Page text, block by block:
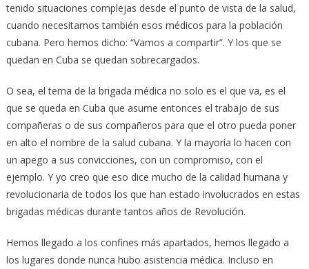
tenido situaciones complejas desde el punto de vista de la salud,
cuando necesitamos también esos médicos para la población
cubana. Pero hemos dicho: “Vamos a compartir”. Y los que se
quedan en Cuba se quedan sobrecargados.
O sea, el tema de la brigada médica no solo es el que va, es el
que se queda en Cuba que asume entonces el trabajo de sus
compañeras o de sus compañeros para que el otro pueda poner
en alto el nombre de la salud cubana. Y la mayoría lo hacen con
un apego a sus convicciones, con un compromiso, con el
ejemplo. Y yo creo que eso dice mucho de la calidad humana y
revolucionaria de todos los que han estado involucrados en estas
brigadas médicas durante tantos años de Revolución.
Hemos llegado a los confines más apartados, hemos llegado a
los lugares donde nunca hubo asistencia médica. Incluso en